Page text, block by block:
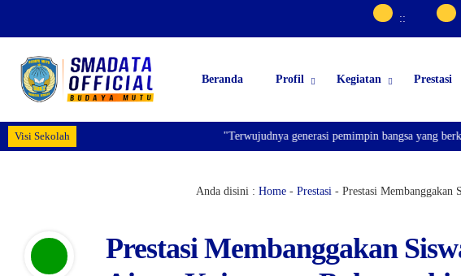
::
Beranda Profil Kegiatan Prestasi
Visi Sekolah "Terwujudnya generasi pemimpin bangsa yang
Anda disini : Home- Prestasi- Prestasi
Prestasi Membanggakan